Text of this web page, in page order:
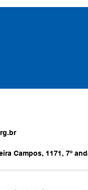
Campos, 1171, 7º